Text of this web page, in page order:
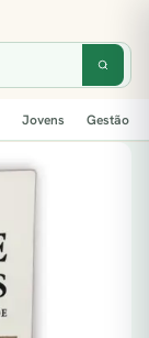
Jovens Gestão